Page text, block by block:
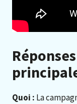
Quoi : La